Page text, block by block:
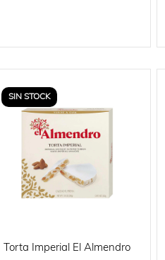
SIN STOCK
Torta Imperial El Almendro